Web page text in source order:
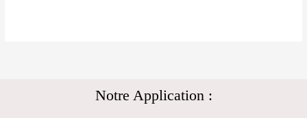
Notre Application :